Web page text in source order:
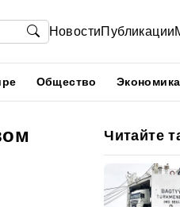
НовостиПубликации
Общество Экономика
Читайте